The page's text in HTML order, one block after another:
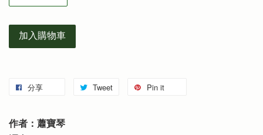
加入購物車
分享 Tweet Pin it
作者：蕭寶琴